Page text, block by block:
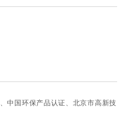
中国环保产品认证、北京市高新技